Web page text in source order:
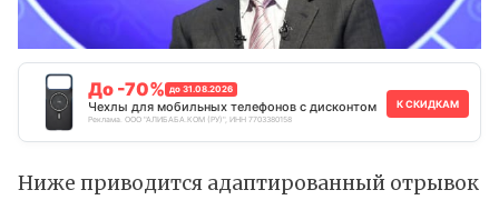
До -70% до 31.08.2026
Чехлы для мобильных телефонов с дисконтом
Реклама. ООО "АЛИБАБА.КОМ (РУ)", ИНН 7703380158
К СКИДКАМ
Ниже приводится адаптированный отрывок